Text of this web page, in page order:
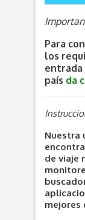
Para
los
entrada
país da
Nuestra
de viaje
mejores